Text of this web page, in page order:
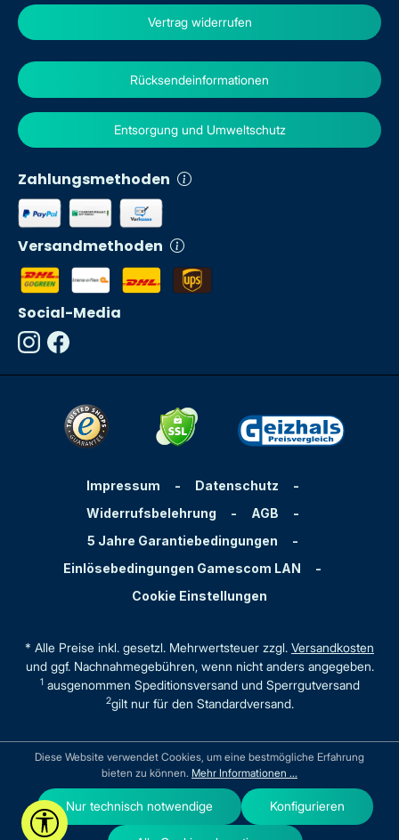
Vertrag widerrufen
Zahlungsmethoden
Versandmethoden
Rücksendeinformationen
Entsorgung und Umweltschutz
Social-Media
Impressum - Datenschutz
-
Widerrufsbelehrung
- AGB
-
5 Jahre Garantiebedingungen
-
Einlösebedingungen Gamescom LAN
-
Cookie Einstellungen
* Alle Preise inkl. gesetzl. Mehrwertsteuer zzgl. Versandkosten
und ggf. Nachnahmegebühren, wenn nicht anders angegeben.
1ausgenommen Speditionsversand und Sperrgutversand
2gilt nur für den Standardversand.
Werkzeugleiste anzeigen
Diese Website verwendet Cookies, um eine bestmögliche Erfahrung
bieten zu können. Mehr Informationen ...
Nur technisch notwendige Konfigurieren